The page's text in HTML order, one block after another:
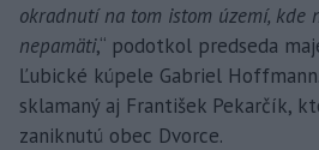
okradnutí na tom istom území, kde
nepamäti,“ podotkol predseda
Ľubické kúpele Gabriel
sklamaný aj František Pekarčík,
zaniknutú obec Dvorce.